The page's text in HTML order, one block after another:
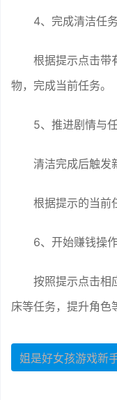
4、完成清洁任
根据提示点击带
物，完成当前任务。
5、推进剧情与
清洁完成后触发
根据提示的当前
6、开始赚钱操
按照提示点击相
床等任务，提升角色
姐是好女孩游戏新